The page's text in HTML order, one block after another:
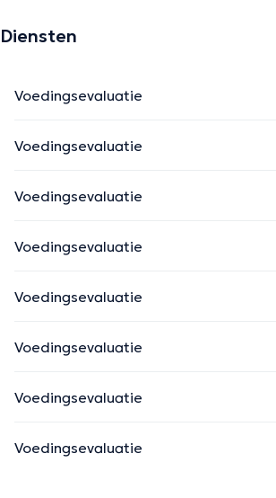
Diensten
Voedingsevaluatie
Voedingsevaluatie
Voedingsevaluatie
Voedingsevaluatie
Voedingsevaluatie
Voedingsevaluatie
Voedingsevaluatie
Voedingsevaluatie